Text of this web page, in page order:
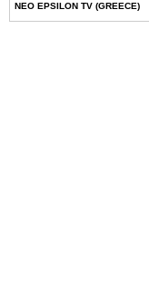
NEO EPSILON TV (GREECE)